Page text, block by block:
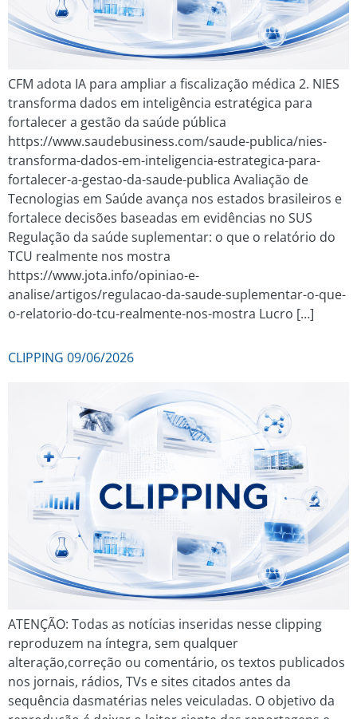
CFM adota IA para ampliar a fiscalização médica 2. NIES
transforma dados em inteligência estratégica para
fortalecer a gestão da saúde pública
https://www.saudebusiness.com/saude-publica/nies-
transforma-dados-em-inteligencia-estrategica-para-
fortalecer-a-gestao-da-saude-publica Avaliação de
Tecnologias em Saúde avança nos estados brasileiros e
fortalece decisões baseadas em evidências no SUS
Regulação da saúde suplementar: o que o relatório do
TCU realmente nos mostra
https://www.jota.info/opiniao-e-
analise/artigos/regulacao-da-saude-suplementar-o-que-
o-relatorio-do-tcu-realmente-nos-mostra Lucro […]
CLIPPING 09/06/2026
ATENÇÃO: Todas as notícias inseridas nesse clipping
reproduzem na íntegra, sem qualquer
alteração,correção ou comentário, os textos publicados
nos jornais, rádios, TVs e sites citados antes da
sequência dasmatérias neles veiculadas. O objetivo da